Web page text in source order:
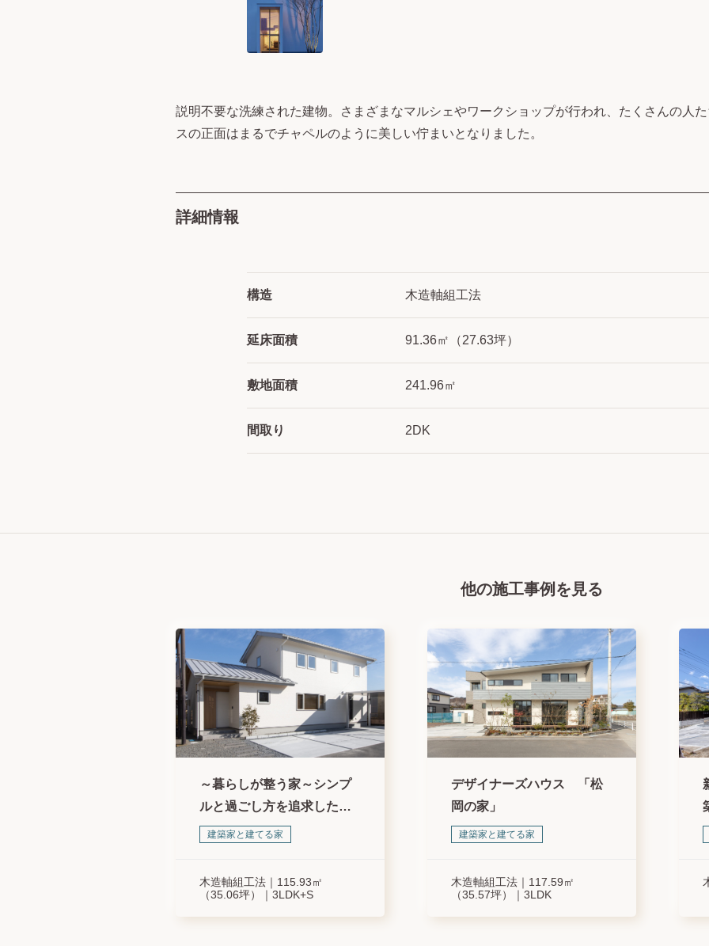
説明不要な洗練された建物。さまざまなマルシェやワークショップが行われ、たくさんの人
スの正面はまるでチャペルのように美しい佇まいとなりました。
詳細情報
構造 木造軸組工法
延床面積 91.36㎡（27.63坪）
敷地面積 241.96㎡
間取り 2DK
他の施工事例を見る
～暮らしが整う家～シンプ
ルと過ごし方を追求した家
づくり
建築家と建てる家
木造軸組工法
115.93㎡
（35.06坪）
3LDK+S
デザイナーズハウス 「松
岡の家」
建築家と建てる家
木造軸組工法
117.59㎡
（35.57坪）
3LDK